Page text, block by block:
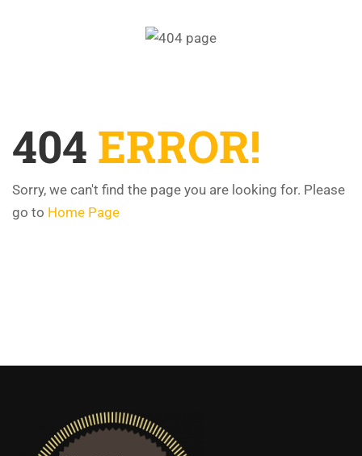
404 ERROR!
Sorry, we can't find the page you are looking for. Please
go to Home Page